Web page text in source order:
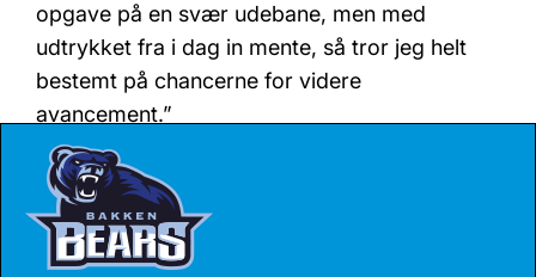
opgave på en svær udebane, men med
udtrykket fra i dag in mente, så tror jeg helt
bestemt på chancerne for videre
avancement.”
Returopgøret spilles onsdag den 13. marts
klokken 20:00 og kan følges på Fanseat.com.